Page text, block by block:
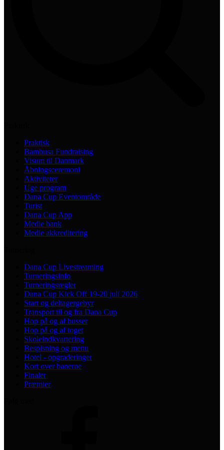
Praktisk
Bambusa Fundraising
Visum til Danmark
Åbningsceremoni
Aktiviteter
Uge program
Dana Cup Eventområde
Turist
Dana Cup App
Medie bank
Medie akkreditering
Dana Cup Livestreaming
Turneringsinfo
Turneringsregler
Dana Cup Kick Off 19-20 juli 2026
Start og deltagergebyr
Transport til og fra Dana Cup
Hop på og af busser
Hop på og af toget
Skoleindkvartering
Bespisning og menu
Hotel - opgraderinger
Kort over banerne
Finaler
Præmier